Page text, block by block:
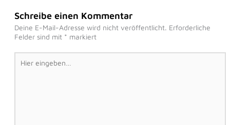
Schreibe einen Kommentar
Deine E-Mail-Adresse wird nicht veröffentlicht. Erforderliche
Felder sind mit * markiert
Hier
eingeben…